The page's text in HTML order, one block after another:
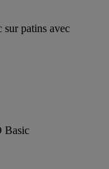
sur patins avec
Basic